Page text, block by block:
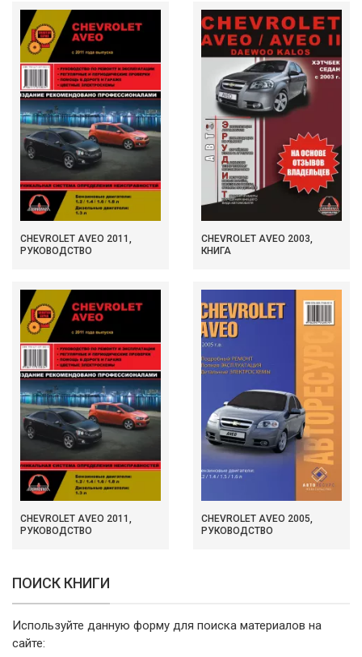
CHEVROLET AVEO 2011,
РУКОВОДСТВО
CHEVROLET AVEO 2003,
КНИГА
CHEVROLET AVEO 2011,
РУКОВОДСТВО
CHEVROLET AVEO 2005,
РУКОВОДСТВО
ПОИСК КНИГИ
Используйте данную форму для поиска материалов на
сайте: